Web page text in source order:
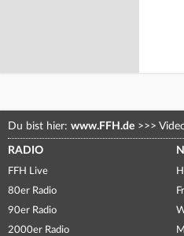
Du bist hier: www.FFH.de >>>
RADIO
FFH Live
80er Radio
90er Radio
2000er Radio